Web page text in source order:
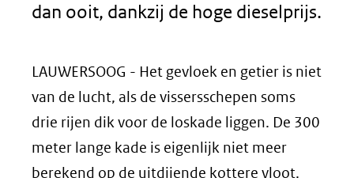
dan ooit, dankzij de hoge dieselprijs.
LAUWERSOOG - Het gevloek en getier is niet
van de lucht, als de vissersschepen soms
drie rijen dik voor de loskade liggen. De 300
meter lange kade is eigenlijk niet meer
berekend op de uitdijende kottere vloot.